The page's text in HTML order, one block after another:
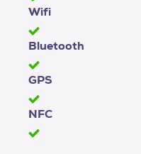
Wifi
Bluetooth
GPS
NFC